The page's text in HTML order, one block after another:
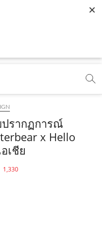
Oops!
ADVERTISING | CAMPAIGN |
ปรากฏการณ์
x Hello
เชีย
1,330